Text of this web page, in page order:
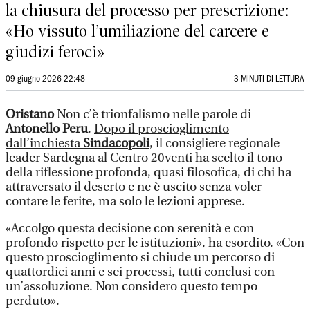
la chiusura del processo per prescrizione:
«Ho vissuto l’umiliazione del carcere e
giudizi feroci»
09 giugno 2026 22:48 3 MINUTI DI LETTURA
OristanoNon c’è trionfalismo nelle parole di
Antonello Peru. Dopo il proscioglimento
dall’inchiestaSindacopoli, il consigliere regionale
leader Sardegna al Centro 20venti ha scelto il tono
della riflessione profonda, quasi filosofica, di chi ha
attraversato il deserto e ne è uscito senza voler
contare le ferite, ma solo le lezioni apprese.
«Accolgo questa decisione con serenità e con
profondo rispetto per le istituzioni», ha esordito. «Con
questo proscioglimento si chiude un percorso di
quattordici anni e sei processi, tutti conclusi con
un’assoluzione. Non considero questo tempo
perduto».